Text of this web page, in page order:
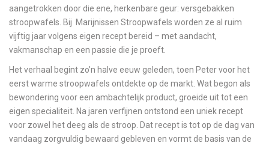
aangetrokken door die ene, herkenbare geur: versgebakken
stroopwafels. Bij Marijnissen Stroopwafels worden ze al ruim
vijftig jaar volgens eigen recept bereid – met aandacht,
vakmanschap en een passie die je proeft.
Het verhaal begint zo’n halve eeuw geleden, toen Peter voor het
eerst warme stroopwafels ontdekte op de markt. Wat begon als
bewondering voor een ambachtelijk product, groeide uit tot een
eigen specialiteit. Na jaren verfijnen ontstond een uniek recept
voor zowel het deeg als de stroop. Dat recept is tot op de dag van
vandaag zorgvuldig bewaard gebleven en vormt de basis van de